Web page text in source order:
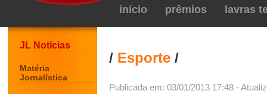
início prêmios lavras
JL Notícias
Matéria
Jornalística
/ Esporte /
Publicada em: 03/01/2013 17:48 -